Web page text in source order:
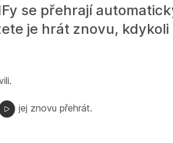
se přehrají
je hrát znovu,
jej znovu přehrát.